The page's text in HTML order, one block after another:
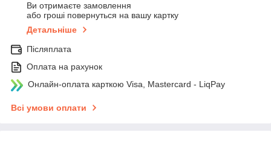
Ви отримаєте замовлення
або гроші повернуться на вашу картку
Детальніше
Післяплата
Оплата на рахунок
Онлайн-оплата карткою Visa, Mastercard - LiqPay
Всі умови оплати